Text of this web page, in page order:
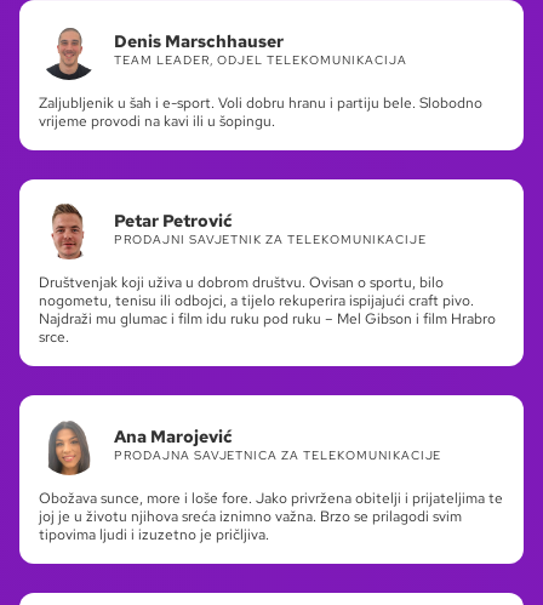
Denis Marschhauser
TEAM LEADER, ODJEL TELEKOMUNIKACIJA
Zaljubljenik u šah i e-sport. Voli dobru hranu i partiju bele. Slobodno
vrijeme provodi na kavi ili u šopingu.
Petar Petrović
PRODAJNI SAVJETNIK ZA TELEKOMUNIKACIJE
Društvenjak koji uživa u dobrom društvu. Ovisan o sportu, bilo
nogometu, tenisu ili odbojci, a tijelo rekuperira ispijajući craft pivo.
Najdraži mu glumac i film idu ruku pod ruku – Mel Gibson i film Hrabro
srce.
Ana Marojević
PRODAJNA SAVJETNICA ZA TELEKOMUNIKACIJE
Obožava sunce, more i loše fore. Jako privržena obitelji i prijateljima te
joj je u životu njihova sreća iznimno važna. Brzo se prilagodi svim
tipovima ljudi i izuzetno je pričljiva.